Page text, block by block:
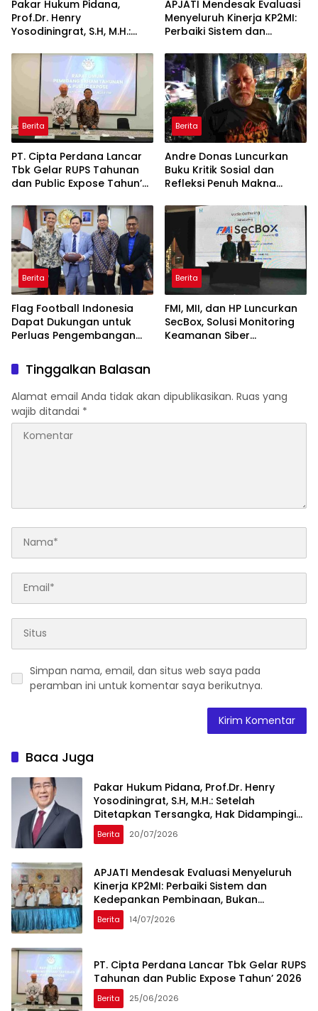
Pakar Hukum Pidana,
Prof.Dr. Henry
Yosodiningrat, S.H, M.H.:
Tersangka, Hak Didampingi
Pengacara Justru Lebih
APJATI Mendesak Evaluasi
Menyeluruh Kinerja KP2MI:
Perbaiki Sistem dan
Bukan Penutupan
Perusahaan
Berita
PT. Cipta Perdana Lancar
Tbk Gelar RUPS Tahunan
dan Public Expose Tahun’
Berita
Andre Donas Luncurkan
Buku Kritik Sosial dan
Refleksi Penuh Makna
Sewaktu Hujan”
Berita
Flag Football Indonesia
Dapat Dukungan untuk
Perluas Pengembangan
Berita
FMI, MII, dan HP Luncurkan
SecBox, Solusi Monitoring
Keamanan Siber
monitoring, dan respons
ancaman Siber secara
Tinggalkan Balasan
Alamat email Anda tidak akan dipublikasikan. Ruas yang
wajib ditandai *
Simpan nama, email, dan situs web saya pada
peramban ini untuk komentar saya berikutnya.
Baca Juga
Pakar Hukum Pidana, Prof.Dr. Henry
Yosodiningrat, S.H, M.H.: Setelah
Ditetapkan Tersangka, Hak Didampingi
Pengacara Justru Lebih Kuat
Berita 20/07/2026
APJATI Mendesak Evaluasi Menyeluruh
Kinerja KP2MI: Perbaiki Sistem dan
Kedepankan Pembinaan, Bukan
Penutupan Perusahaan
Berita 14/07/2026
PT. Cipta Perdana Lancar Tbk Gelar RUPS
Tahunan dan Public Expose Tahun’ 2026
Berita 25/06/2026